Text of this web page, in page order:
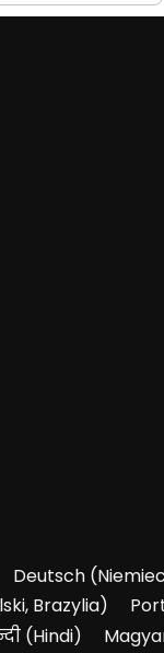
Deutsch(
Brazylia)
(Hindi)